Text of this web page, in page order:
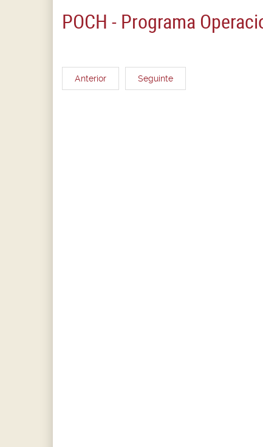
POCH - Programa
Anterior Seguinte